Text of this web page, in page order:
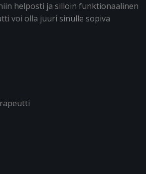
helposti ja silloin funktionaalinen
voi olla juuri sinulle sopiva